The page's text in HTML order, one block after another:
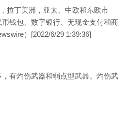
拉丁美洲，亚太、中欧和东欧市
钱包、数字银行、无现金支付和商
）[2022/6/29 1:39:36]
有灼伤武器和弱点型武器。灼伤武